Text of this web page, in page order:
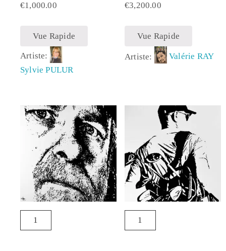
€1,000.00
Vue Rapide
Artiste:
Sylvie PULUR
€3,200.00
Vue Rapide
Artiste: Valérie RAY